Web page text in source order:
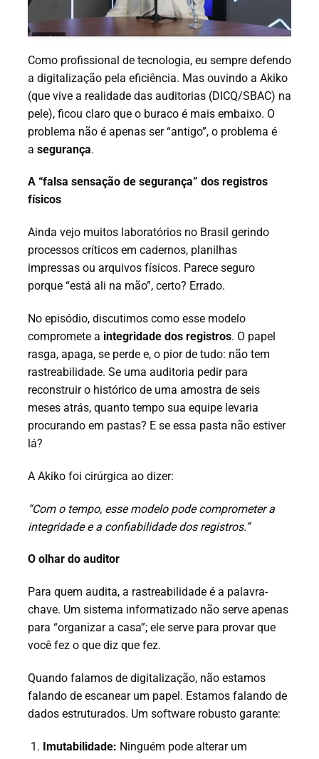
Como profissional de tecnologia, eu sempre defendo
a digitalização pela eficiência. Mas ouvindo a Akiko
(que vive a realidade das auditorias (DICQ/SBAC) na
pele), ficou claro que o buraco é mais embaixo. O
problema não é apenas ser “antigo”, o problema é
a segurança.
A “falsa sensação de segurança” dos registros
físicos
Ainda vejo muitos laboratórios no Brasil gerindo
processos críticos em cadernos, planilhas
impressas ou arquivos físicos. Parece seguro
porque “está ali na mão”, certo? Errado.
No episódio, discutimos como esse modelo
compromete a integridade dos registros. O papel
rasga, apaga, se perde e, o pior de tudo: não tem
rastreabilidade. Se uma auditoria pedir para
reconstruir o histórico de uma amostra de seis
meses atrás, quanto tempo sua equipe levaria
procurando em pastas? E se essa pasta não estiver
lá?
A Akiko foi cirúrgica ao dizer:
“Com o tempo, esse modelo pode comprometer a
integridade e a confiabilidade dos registros.”
O olhar do auditor
Para quem audita, a rastreabilidade é a palavra-
chave. Um sistema informatizado não serve apenas
para “organizar a casa”; ele serve para provar que
você fez o que diz que fez.
Quando falamos de digitalização, não estamos
falando de escanear um papel. Estamos falando de
dados estruturados. Um software robusto garante:
Imutabilidade: Ninguém pode alterar um